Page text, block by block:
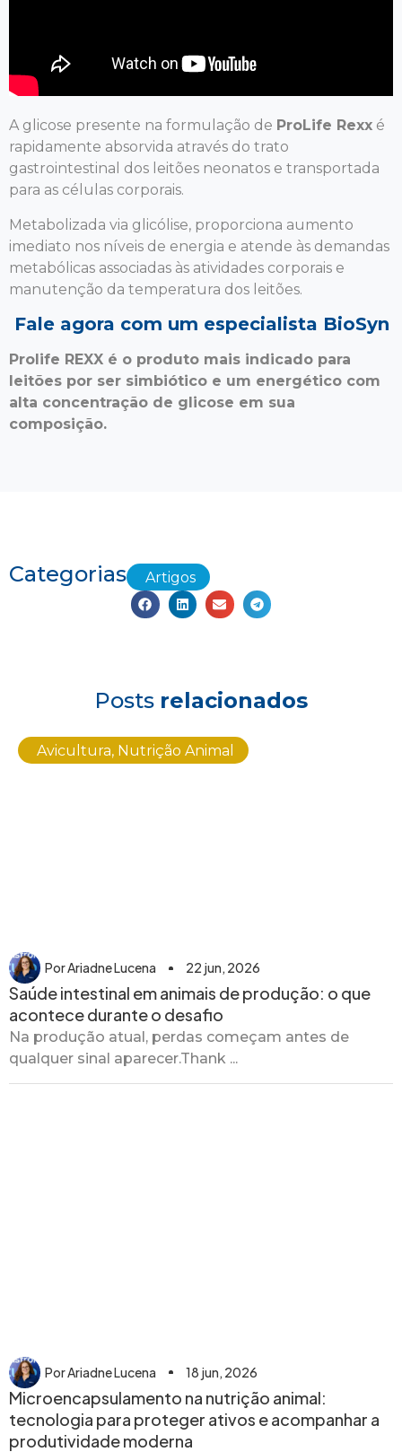
A glicose presente na formulação de ProLife Rexx é
rapidamente absorvida através do trato
gastrointestinal dos leitões neonatos e transportada
para as células corporais.
Metabolizada via glicólise, proporciona aumento
imediato nos níveis de energia e atende às demandas
metabólicas associadas às atividades corporais e
manutenção da temperatura dos leitões.
Fale agora com um especialista BioSyn
Prolife REXX é o produto mais indicado para
leitões por ser simbiótico e um energético com
alta concentração de glicose em sua
composição.
Categorias Artigos
Posts relacionados
Avicultura, Nutrição Animal
PorAriadne Lucena 22 jun, 2026
Saúde intestinal em animais de produção: o que
acontece durante o desafio
Na produção atual, perdas começam antes de
qualquer sinal aparecer.Thank ...
PorAriadne Lucena 18 jun, 2026
Microencapsulamento na nutrição animal:
tecnologia para proteger ativos e acompanhar a
produtividade moderna